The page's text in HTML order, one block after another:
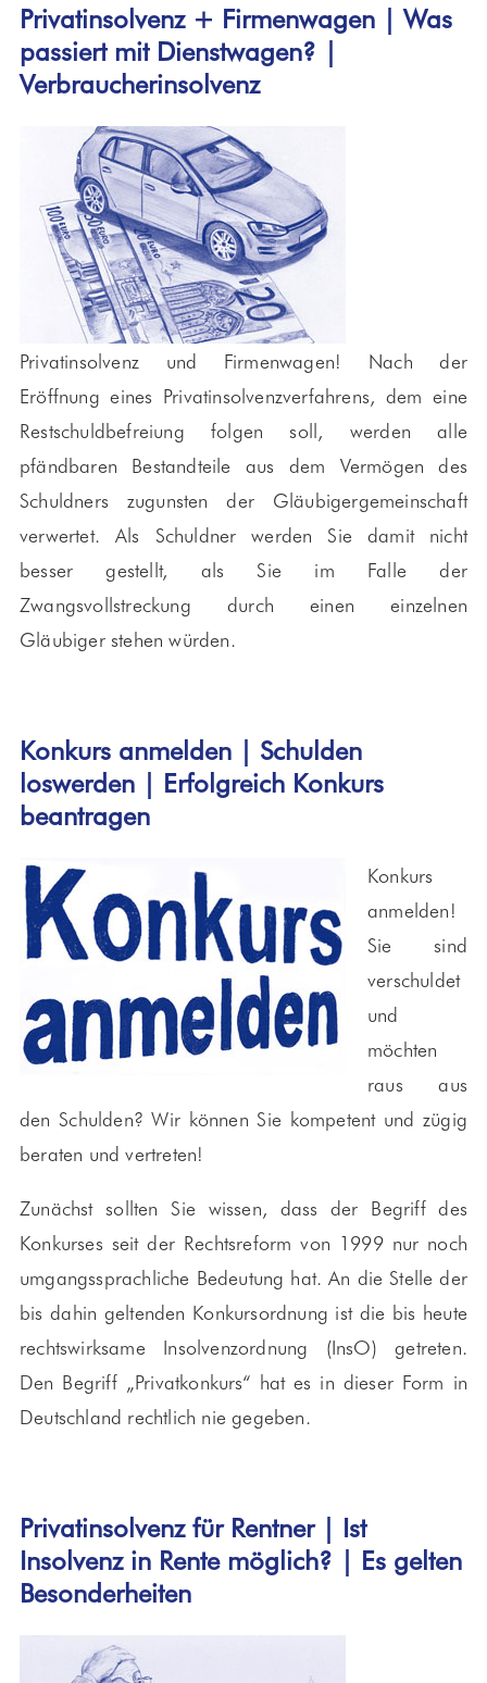
Privatinsolvenz + Firmenwagen | Was
passiert mit Dienstwagen? |
Verbraucherinsolvenz
Privatinsolvenz und Firmenwagen! Nach der
Eröffnung eines Privatinsolvenzverfahrens, dem eine
Restschuldbefreiung folgen soll, werden alle
pfändbaren Bestandteile aus dem Vermögen des
Schuldners zugunsten der Gläubigergemeinschaft
verwertet. Als Schuldner werden Sie damit nicht
besser gestellt, als Sie im Falle der
Zwangsvollstreckung durch einen einzelnen
Gläubiger stehen würden.
Konkurs anmelden | Schulden
loswerden | Erfolgreich Konkurs
beantragen
Konkurs
anmelden!
Sie sind
verschuldet
und
möchten
raus aus
den Schulden? Wir können Sie kompetent und zügig
beraten und vertreten!
Zunächst sollten Sie wissen, dass der Begriff des
Konkurses seit der Rechtsreform von 1999 nur noch
umgangssprachliche Bedeutung hat. An die Stelle der
bis dahin geltenden Konkursordnung ist die bis heute
rechtswirksame Insolvenzordnung (InsO) getreten.
Den Begriff „Privatkonkurs“ hat es in dieser Form in
Deutschland rechtlich nie gegeben.
Privatinsolvenz für Rentner | Ist
Insolvenz in Rente möglich? | Es gelten
Besonderheiten